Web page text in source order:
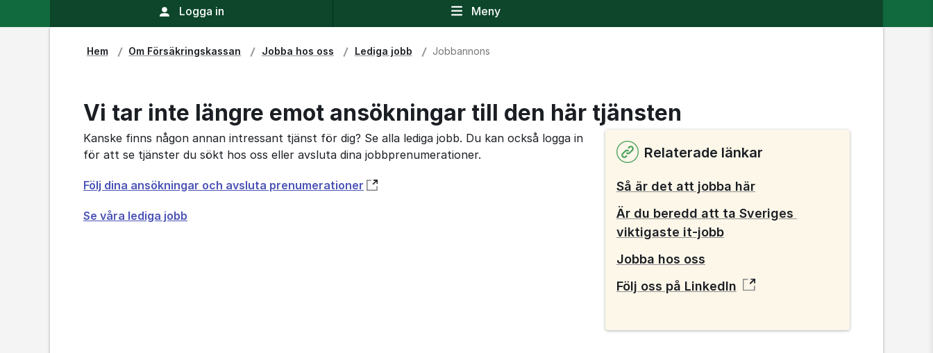
sökfält
Logga in Meny
Hem Om Försäkringskassan Jobba hos oss Lediga jobb Jobbannons
Vi tar inte längre emot ansökningar till den här tjänsten
Kanske finns någon annan intressant tjänst för dig? Se alla lediga jobb. Du kan också logga in
för att se tjänster du sökt hos oss eller avsluta dina jobbprenumerationer.
Följ dina ansökningar och avsluta prenumerationer
Öppnas
nytt
Se våra lediga jobb
Relaterade länkar
Så är det att jobba här
Är du beredd att ta Sveriges
viktigaste it-jobb
Jobba hos oss
Följ oss på LinkedIn